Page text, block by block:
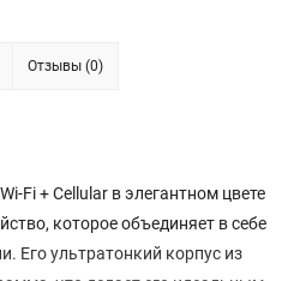
Отзывы (0)
Fi + Cellular в элегантном цвете
которое объединяет в себе
Его ультратонкий корпус из